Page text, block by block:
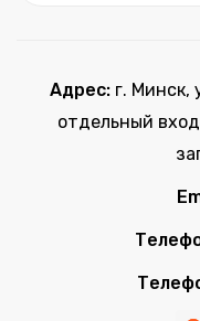
Адрес:г. Минск,
отдельный